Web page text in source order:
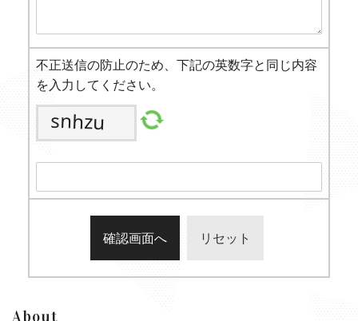
不正送信の防止のため、下記の英数字と同じ内容
を入力してください。
About